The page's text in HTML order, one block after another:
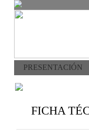
PRESENTACIÓN
FICHA